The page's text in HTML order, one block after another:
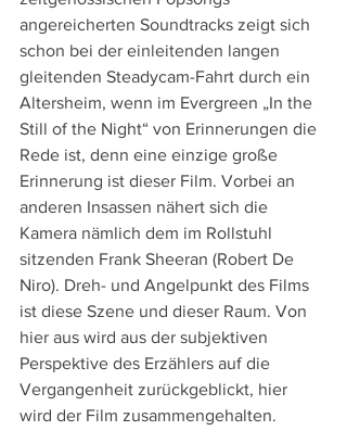
angereicherten Soundtracks zeigt sich
schon bei der einleitenden langen
gleitenden Steadycam-Fahrt durch ein
Altersheim, wenn im Evergreen „In the
Still of the Night“ von Erinnerungen die
Rede ist, denn eine einzige große
Erinnerung ist dieser Film. Vorbei an
anderen Insassen nähert sich die
Kamera nämlich dem im Rollstuhl
sitzenden Frank Sheeran (Robert De
Niro). Dreh- und Angelpunkt des Films
ist diese Szene und dieser Raum. Von
hier aus wird aus der subjektiven
Perspektive des Erzählers auf die
Vergangenheit zurückgeblickt, hier
wird der Film zusammengehalten.